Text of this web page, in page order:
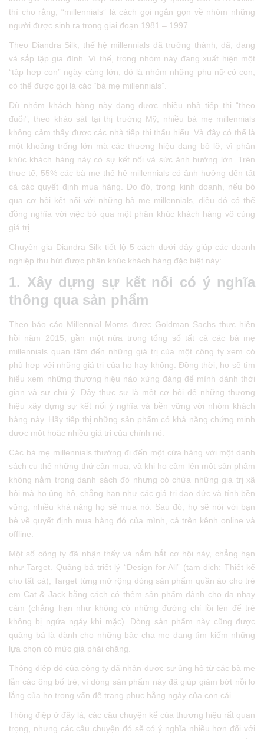
thì cho rằng, “millennials” là cách gọi ngắn gọn về nhóm những
người được sinh ra trong giai đoạn 1981 – 1997.
Theo Diandra Silk, thế hệ millennials đã trưởng thành, đã, đang
và sắp lập gia đình. Vì thế, trong nhóm này đang xuất hiện một
“tập hợp con” ngày càng lớn, đó là nhóm những phụ nữ có con,
có thể được gọi là các “bà mẹ millennials”.
Dù nhóm khách hàng này đang được nhiều nhà tiếp thị “theo
đuổi”, theo khảo sát tại thị trường Mỹ, nhiều bà mẹ millennials
không cảm thấy được các nhà tiếp thị thấu hiểu. Và đây có thể là
một khoảng trống lớn mà các thương hiệu đang bỏ lỡ, vì phân
khúc khách hàng này có sự kết nối và sức ảnh hưởng lớn. Trên
thực tế, 55% các bà mẹ thế hệ millennials có ảnh hưởng đến tất
cả các quyết định mua hàng. Do đó, trong kinh doanh, nếu bỏ
qua cơ hội kết nối với những bà mẹ millennials, điều đó có thể
đồng nghĩa với việc bỏ qua một phân khúc khách hàng vô cùng
giá trị.
Chuyên gia Diandra Silk tiết lộ 5 cách dưới đây giúp các doanh
nghiệp thu hút được phân khúc khách hàng đặc biệt này:
1. Xây dựng sự kết nối có ý nghĩa
thông qua sản phẩm
Theo báo cáo Millennial Moms được Goldman Sachs thực hiện
hồi năm 2015, gần một nửa trong tổng số tất cả các bà mẹ
millennials quan tâm đến những giá trị của một công ty xem có
phù hợp với những giá trị của họ hay không. Đồng thời, họ sẽ tìm
hiểu xem những thương hiệu nào xứng đáng để mình dành thời
gian và sự chú ý. Đây thực sự là một cơ hội để những thương
hiệu xây dựng sự kết nối ý nghĩa và bền vững với nhóm khách
hàng này. Hãy tiếp thị những sản phẩm có khả năng chứng minh
được một hoặc nhiều giá trị của chính nó.
Các bà mẹ millennials thường đi đến một cửa hàng với một danh
sách cụ thể những thứ cần mua, và khi họ cầm lên một sản phẩm
không nằm trong danh sách đó nhưng có chứa những giá trị xã
hội mà họ ủng hộ, chẳng hạn như các giá trị đạo đức và tính bền
vững, nhiều khả năng họ sẽ mua nó. Sau đó, họ sẽ nói với bạn
bè về quyết định mua hàng đó của mình, cả trên kênh online và
offline.
Một số công ty đã nhận thấy và nắm bắt cơ hội này, chẳng hạn
như Target. Quảng bá triết lý “Design for All” (tạm dịch: Thiết kế
cho tất cả), Target từng mở rộng dòng sản phẩm quần áo cho trẻ
em Cat & Jack bằng cách có thêm sản phẩm dành cho da nhạy
cảm (chẳng hạn như không có những đường chỉ lồi lên để trẻ
không bị ngứa ngáy khi mặc). Dòng sản phẩm này cũng được
quảng bá là dành cho những bậc cha mẹ đang tìm kiếm những
lựa chọn có mức giá phải chăng.
Thông điệp đó của công ty đã nhận được sự ủng hộ từ các bà mẹ
lẫn các ông bố trẻ, vì dòng sản phẩm này đã giúp giảm bớt nỗi lo
lắng của họ trong vấn đề trang phục hằng ngày của con cái.
Thông điệp ở đây là, các câu chuyện kể của thương hiệu rất quan
trọng, nhưng các câu chuyện đó sẽ có ý nghĩa nhiều hơn đối với